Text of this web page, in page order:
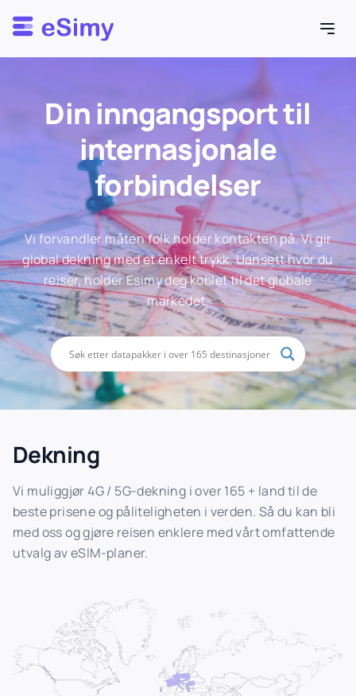
Esimy
Din inngangsport til
internasjonale
forbindelser
Vi forvandler måten folk holder kontakten på. Vi gir
global dekning med et enkelt trykk. Uansett hvor du
reiser, holder Esimy deg koblet til det globale
markedet.
Dekning
Vi muliggjør 4G / 5G-dekning i over 165 + land til de
beste prisene og påliteligheten i verden. Så du kan bli
med oss og gjøre reisen enklere med vårt omfattende
utvalg av eSIM-planer.